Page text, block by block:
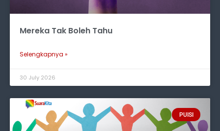
Mereka Tak Boleh Tahu
Selengkapnya »
30 July 2026
PUISI